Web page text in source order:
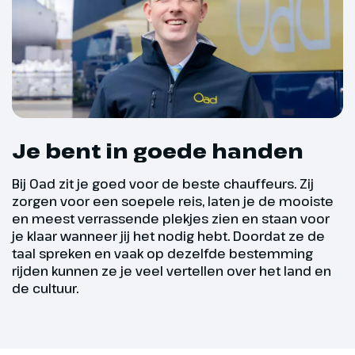
Dag 4
Praagse Burcht
We hebben de burcht al zien
liggen aan de andere kant van
ochtend gaan we dit historische
stukje Praag verder al wandelend
ontdekken. Onder leiding van een
Nederlandssprekende gids
ontdekken we het grootste
gesloten paleizencomplex ter
wereld. Dit bijzondere complex
Je bent in goede handen
Bij Oad zit je goed voor de beste chauffeurs. Zij
zorgen voor een soepele reis, laten je de mooiste
en meest verrassende plekjes zien en staan voor
je klaar wanneer jij het nodig hebt. Doordat ze de
taal spreken en vaak op dezelfde bestemming
rijden kunnen ze je veel vertellen over het land en
de cultuur.